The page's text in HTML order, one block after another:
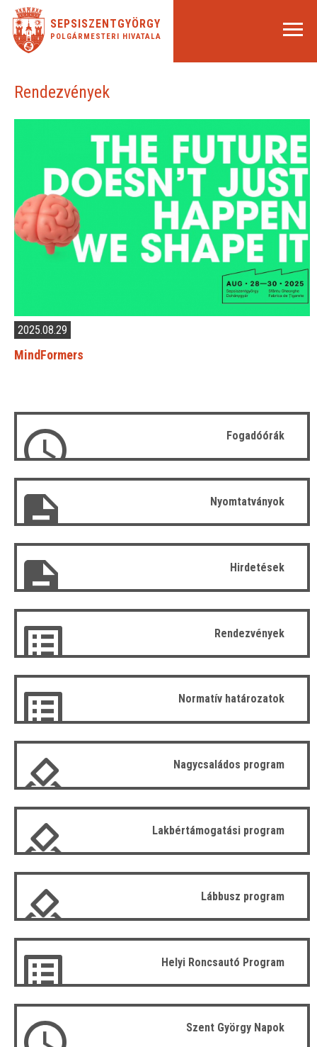
SEPSISZENTGYÖRGY
POLGÁRMESTERI HIVATALA
Rendezvények
2025.08.29
MindFormers
Fogadóórák
Nyomtatványok
Hirdetések
Rendezvények
Normatív határozatok
Nagycsaládos program
Lakbértámogatási program
Lábbusz program
Helyi Roncsautó Program
Szent György Napok